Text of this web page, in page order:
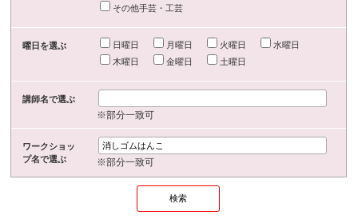
その他手芸・工芸
曜日を選ぶ 日曜日 月曜日 火曜日
水曜日
木曜日
金曜日 土曜日
講師名で選ぶ
※部分一致可
ワークショッ
プ名で選ぶ
※部分一致可